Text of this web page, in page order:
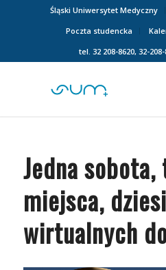
Śląski Uniwersytet Medyczny
Poczta studencka
tel. 32 208-8620, 32-
Jedna
miejsca,
wirtualnych